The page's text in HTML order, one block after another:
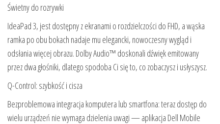
Świetny do rozrywki
IdeaPad 3, jest dostępny z ekranami o rozdzielczości do FHD, a wąska
ramka po obu bokach nadaje mu elegancki, nowoczesny wygląd i
odsłania więcej obrazu. Dolby Audio™ doskonali dźwięk emitowany
przez dwa głośniki, dlatego spodoba Ci się to, co zobaczysz i usłyszysz.
Q-Control: szybkość i cisza
Bezproblemowa integracja komputera lub smartfona: teraz dostęp do
wielu urządzeń nie wymaga dzielenia uwagi — aplikacja Dell Mobile